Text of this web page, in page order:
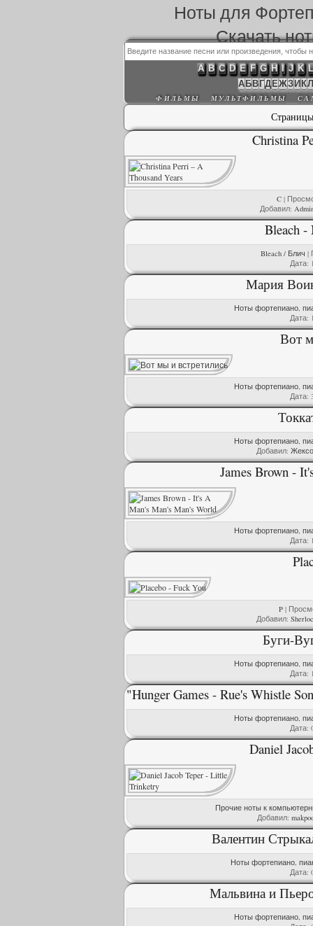
Ноты для
Скачать
A B C D E F G H I J K L
А Б В ГД ЕЖЗ И КЛ
ФИЛЬМЫ МУЛЬТФИЛЬМЫ
Christina
C |
Добавил:
Bleach -
Bleach / Блич |
Дата:
Мария
Ноты фортепиано,
Дата:
Вот
Ноты фортепиано,
Дата:
Ноты фортепиано,
Добавил:
James Brown -
Ноты фортепиано,
Дата:
P |
Добавил:
Буги-
Ноты фортепиано,
Дата:
"Hunger Games - Rue's Whistle
Ноты фортепиано,
Дата:
Daniel
Прочие ноты к
Добавил:
Валентин
Ноты фортепиано,
Дата:
Мальвина и
Ноты фортепиано,